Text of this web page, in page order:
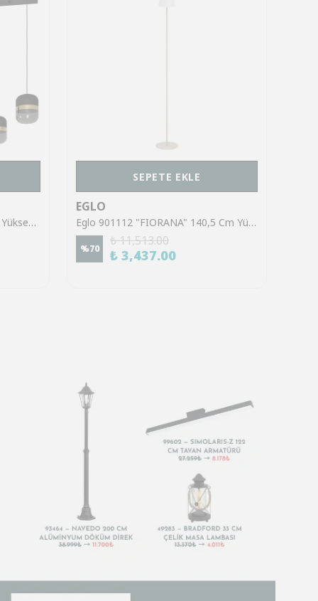
Eglo 39921 "SINSIGA" 150 Cm Yüksekliğinde Çelik Siyah Sarkıt Avize
SEPETE EKLE
EGLO
Eglo 901112 "FIORANA" 140,5 Cm Yüksekliğinde Çelik Köşe Lambası Lambader
%70
₺ 11,513.00
₺ 3,437.00